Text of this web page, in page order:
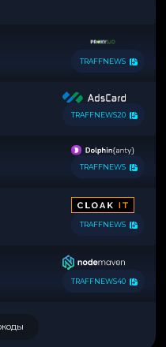
TRAFFNEWS
TRAFFNEWS20
TRAFFNEWS
TRAFFNEWS
TRAFFNEWS40